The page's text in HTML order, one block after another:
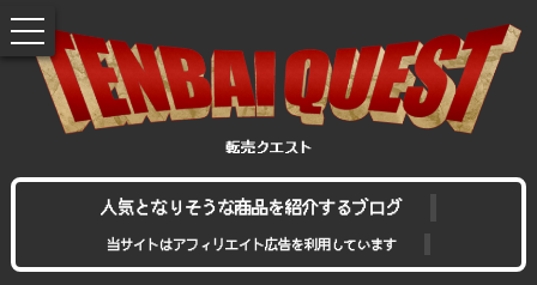
人気となりそうな商品を紹介するブログ
当サイトはアフィリエイト広告を利用しています
toggle
navigation